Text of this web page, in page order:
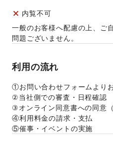
内覧不可
一般のお客様へ配慮の上、ご
問題ございません。
利用の流れ
①お問い合わせフォームより
②当社側での審査・日程確認
③オンライン同意書への同意（
④利用料金の請求・支払
⑤催事・イベントの実施